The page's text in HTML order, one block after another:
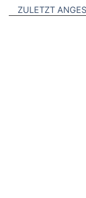
ZULETZT